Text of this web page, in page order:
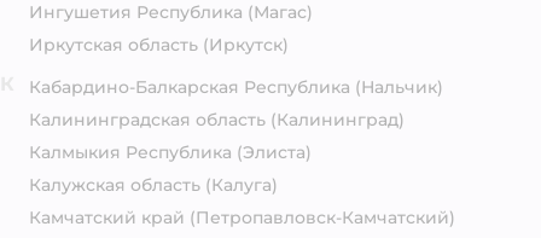
Ингушетия Республика (Магас)
Иркутская область (Иркутск)
Кабардино-Балкарская Республика (Нальчик)
Калининградская область (Калининград)
Калмыкия Республика (Элиста)
Калужская область (Калуга)
Камчатский край (Петропавловск-Камчатский)